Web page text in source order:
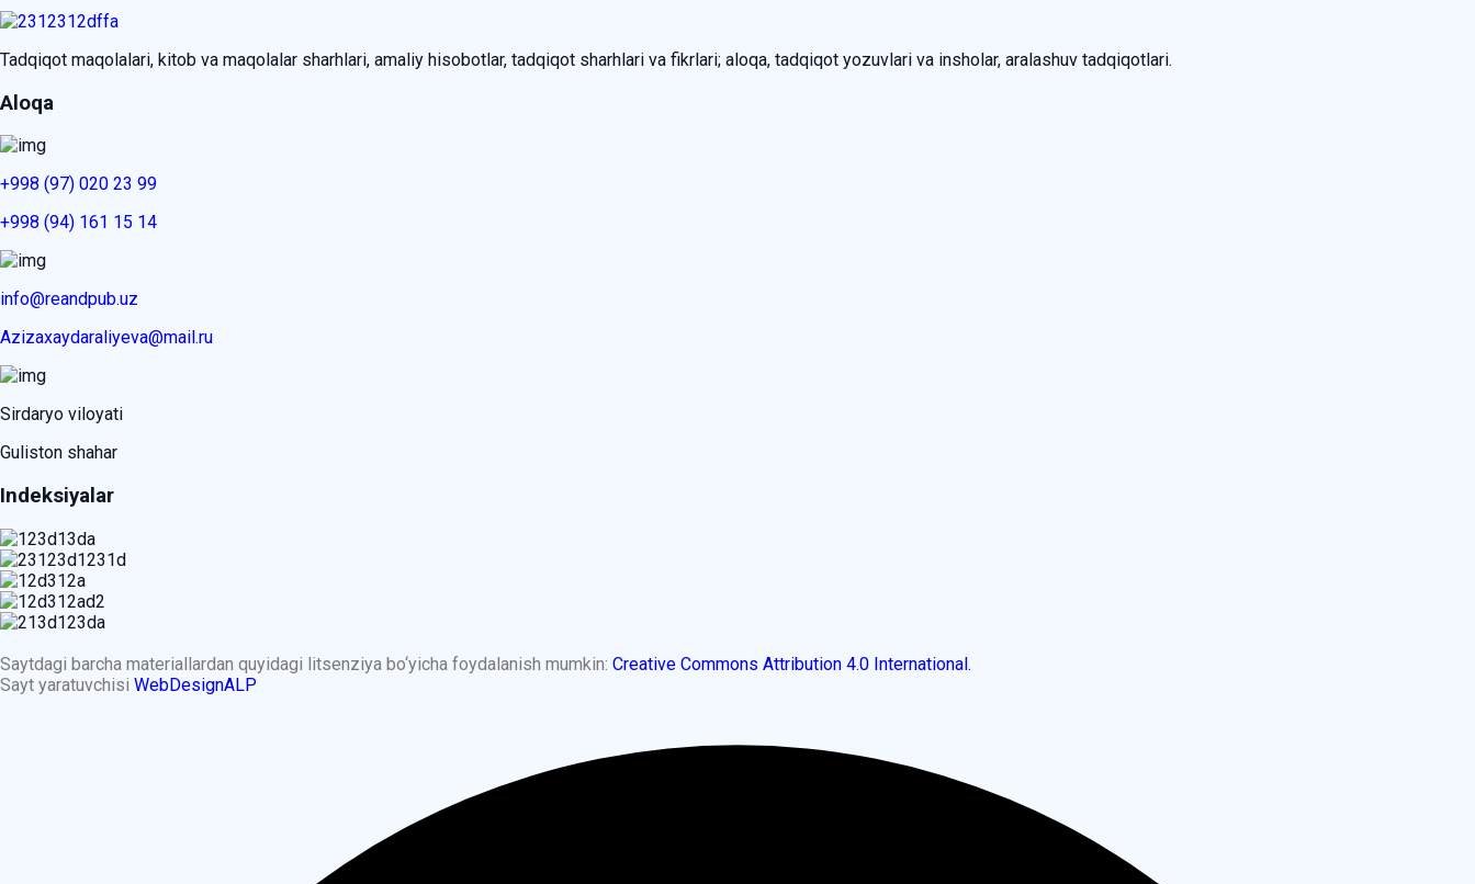
Tadqiqot maqolalari, kitob va maqolalar sharhlari, amaliy hisobotlar, tadqiqot sharhlari va fikrlari; aloqa, tadqiqot yozuvlari va insholar, aralashuv tadqiqotlari.
Aloqa
+998 (97) 020 23 99
+998 (94) 161 15 14
info@reandpub.uz
Azizaxaydaraliyeva@mail.ru
Sirdaryo viloyati
Guliston shahar
Indeksiyalar
Saytdagi barcha materiallardan quyidagi litsenziya bo‘yicha foydalanish mumkin: Creative Commons Attribution 4.0 International.
Sayt yaratuvchisi WebDesignALP